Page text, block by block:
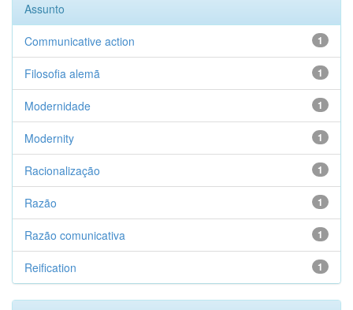
Assunto
1
Communicative action
1
Filosofia alemã
1
Modernidade
1
Modernity
1
Racionalização
1
Razão
1
Razão comunicativa
1
Reification